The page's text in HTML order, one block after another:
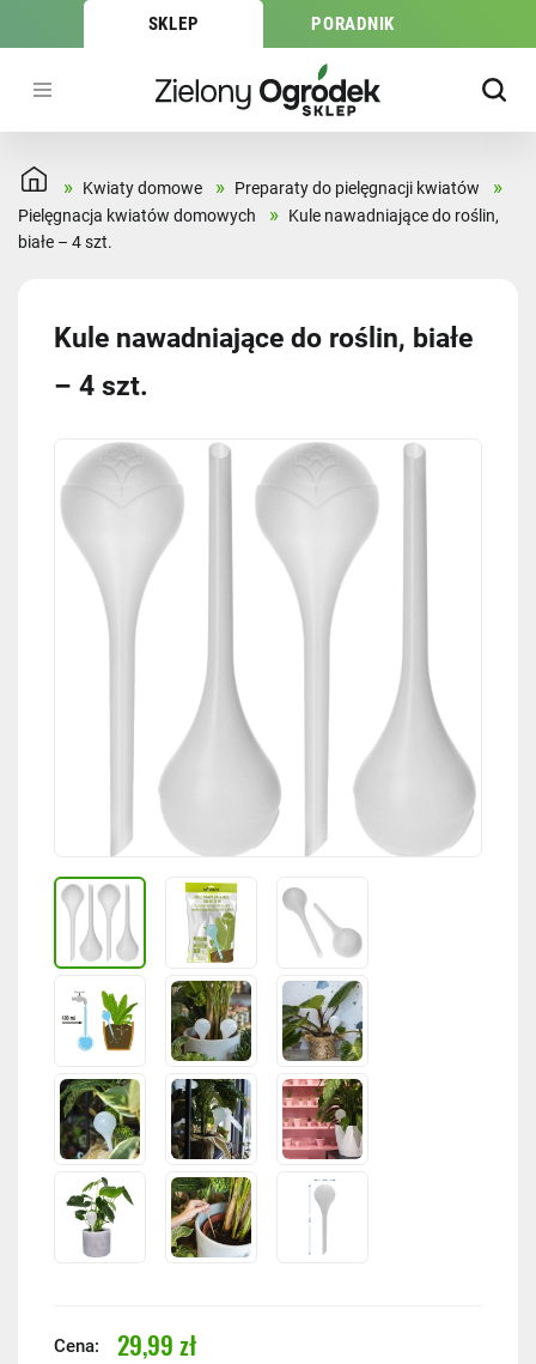
SKLEP PORADNIK
» Kwiaty domowe » Preparaty do pielęgnacji kwiatów »
Pielęgnacja kwiatów domowych » Kule nawadniające do roślin,
białe – 4 szt.
Kule nawadniające do roślin, białe
– 4 szt.
Cena: 29,99 zł